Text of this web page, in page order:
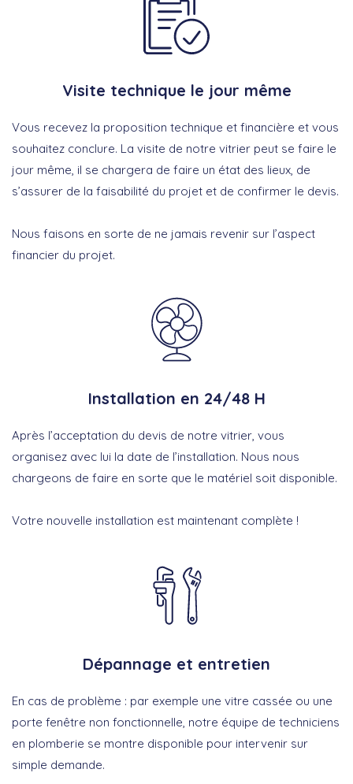
Visite technique le jour même
Vous recevez la proposition technique et financière et vous
souhaitez conclure. La visite de notre vitrier peut se faire le
jour même, il se chargera de faire un état des lieux, de
s’assurer de la faisabilité du projet et de confirmer le devis.
Nous faisons en sorte de ne jamais revenir sur l’aspect
financier du projet.
Installation en 24/48 H
Après l’acceptation du devis de notre vitrier, vous
organisez avec lui la date de l’installation. Nous nous
chargeons de faire en sorte que le matériel soit disponible.
Votre nouvelle installation est maintenant complète !
Dépannage et entretien
En cas de problème : par exemple une vitre cassée ou une
porte fenêtre non fonctionnelle, notre équipe de techniciens
en plomberie se montre disponible pour intervenir sur
simple demande.